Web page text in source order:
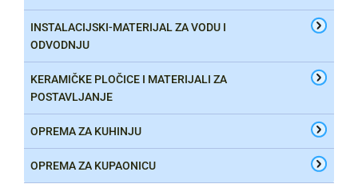
INSTALACIJSKI-MATERIJAL ZA VODU I
ODVODNJU
KERAMIČKE PLOČICE I MATERIJALI ZA
POSTAVLJANJE
OPREMA ZA KUHINJU
OPREMA ZA KUPAONICU